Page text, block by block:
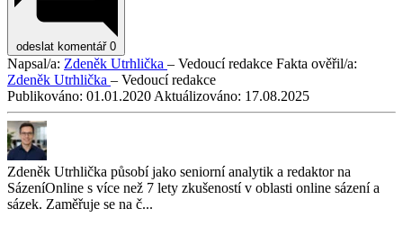
odeslat komentář 0
Napsal/a: Zdeněk Utrhlička – Vedoucí redakce Fakta ověřil/a:
Zdeněk Utrhlička – Vedoucí redakce
Publikováno: 01.01.2020 Aktuálizováno: 17.08.2025
Zdeněk Utrhlička působí jako seniorní analytik a redaktor na
SázeníOnline s více než 7 lety zkušeností v oblasti online sázení a
sázek. Zaměřuje se na č...